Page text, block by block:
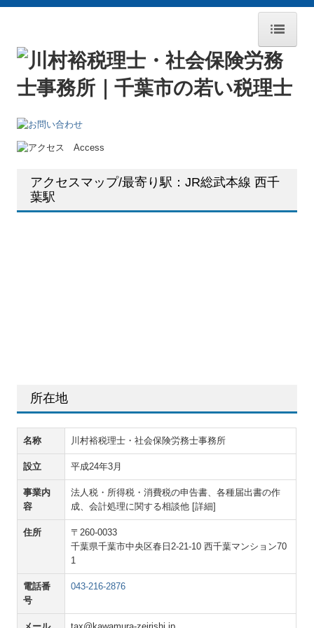
ホーム
新型コロナ経営支援情報
当事務所のサービス
報酬料金
お問い合わせ
個人情報保護方針
アクセスマップ/最寄り駅：JR総武本線 西千
葉駅
所在地
名称 川村裕税理士・社会保険労務士事務所
設立 平成24年3月
事業内
容
法人税・所得税・消費税の申告書、各種届出書の作
成、会計処理に関する相談他 [詳細]
住所
〒260-0033
千葉県千葉市中央区春日2-21-10 西千葉マンション70
1
電話番
号
043-216-2876